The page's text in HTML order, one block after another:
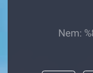
Nem: